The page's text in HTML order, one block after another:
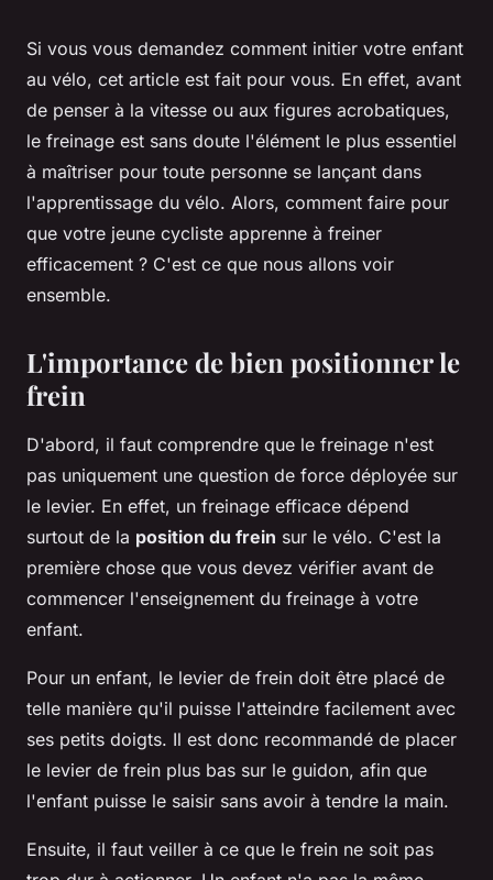
Si vous vous demandez comment initier votre enfant
au vélo, cet article est fait pour vous. En effet, avant
de penser à la vitesse ou aux figures acrobatiques,
le freinage est sans doute l'élément le plus essentiel
à maîtriser pour toute personne se lançant dans
l'apprentissage du vélo. Alors, comment faire pour
que votre jeune cycliste apprenne à freiner
efficacement ? C'est ce que nous allons voir
ensemble.
L'importance de bien positionner le
frein
D'abord, il faut comprendre que le freinage n'est
pas uniquement une question de force déployée sur
le levier. En effet, un freinage efficace dépend
surtout de la position du frein sur le vélo. C'est la
première chose que vous devez vérifier avant de
commencer l'enseignement du freinage à votre
enfant.
Pour un enfant, le levier de frein doit être placé de
telle manière qu'il puisse l'atteindre facilement avec
ses petits doigts. Il est donc recommandé de placer
le levier de frein plus bas sur le guidon, afin que
l'enfant puisse le saisir sans avoir à tendre la main.
Ensuite, il faut veiller à ce que le frein ne soit pas